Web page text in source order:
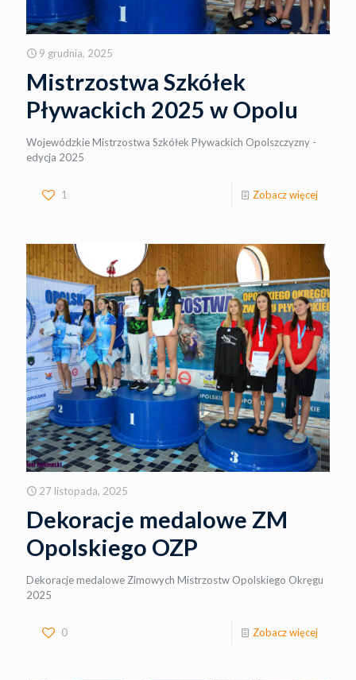
9 grudnia, 2025
Mistrzostwa Szkółek
Pływackich 2025 w Opolu
Wojewódzkie Mistrzostwa Szkółek Pływackich Opolszczyzny -
edycja 2025
1 Zobacz więcej
27 listopada, 2025
Dekoracje medalowe ZM
Opolskiego OZP
Dekoracje medalowe Zimowych Mistrzostw Opolskiego Okręgu
2025
0 Zobacz więcej